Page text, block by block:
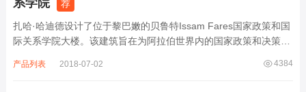
系学院
荐
扎哈·哈迪德设计了位于黎巴嫩的贝鲁特Issam Fares国家政策和国
际关系学院大楼。该建筑旨在为阿拉伯世界内的国家政策和决策制
具有头重脚轻结构，选取混凝土材料，上层的悬臂结构从公共平台
4384
产品列表 2018-07-02